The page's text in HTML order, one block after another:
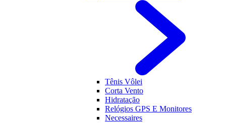
Tênis Vôlei
Corta Vento
Hidratação
Relógios GPS E Monitores
Necessaires